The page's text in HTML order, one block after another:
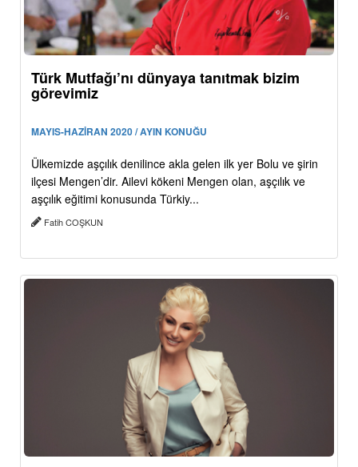
Türk Mutfağı’nı dünyaya tanıtmak bizim
görevimiz
MAYIS-HAZİRAN 2020 / AYIN KONUĞU
Ülkemizde aşçılık denilince akla gelen ilk yer Bolu ve şirin
ilçesi Mengen’dir. Ailevi kökeni Mengen olan, aşçılık ve
aşçılık eğitimi konusunda Türkiy...
Fatih COŞKUN